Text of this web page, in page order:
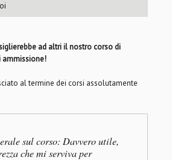
ad altri il nostro corso di
ammissione!
al termine dei corsi assolutamente
sul corso: Davvero utile,
che mi serviva per